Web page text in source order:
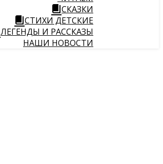
СКАЗКИ
СТИХИ ДЕТСКИЕ
ЛЕГЕНДЫ И РАССКАЗЫ
НАШИ НОВОСТИ